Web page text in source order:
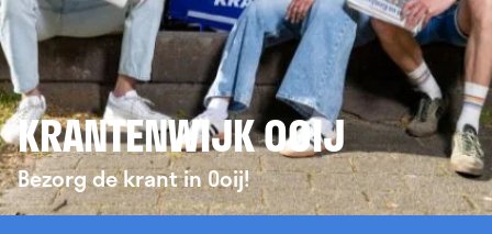
KRANTENWIJK OOIJ
Bezorg de krant in Ooij!